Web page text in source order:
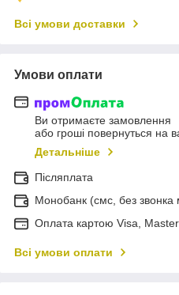
Всі умови доставки
Умови оплати
Ви отримаєте замовлення
або гроші повернуться на
Детальніше
Післяплата
Монобанк (смс, без
Оплата картою Visa,
Всі умови оплати